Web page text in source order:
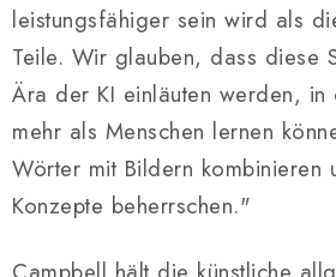
leistungsfähiger sein wird als
Teile. Wir glauben, dass diese
Ära der KI einläuten werden, in
mehr als Menschen lernen
Wörter mit Bildern kombinieren
Konzepte beherrschen."